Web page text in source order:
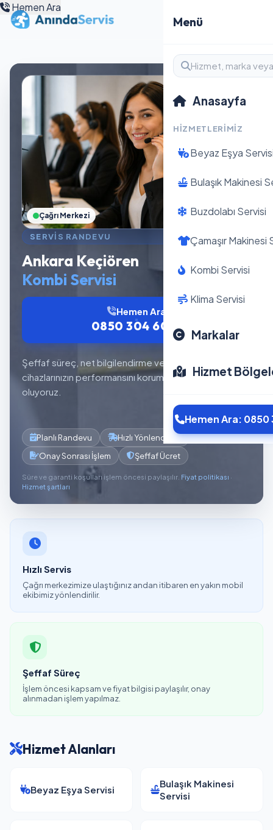
Menü
Anasayfa
HIZMETLERIMIZ
Beyaz Eşya
Bulaşık Makinesi
Buzdolabı Servisi
Çamaşır Makinesi
Kombi Servisi
Klima Servisi
Markalar
Hizmet
Hemen Ara: 0850
Hemen Ara
SERVIS RANDEVU
Ankara Keçiören
Kombi Servisi
Şeffaf süreç, net bilgilendirme ve planlı servis akışıyla
cihazlarınızın performansını korumaya yardımcı
oluyoruz.
Hemen Ara
0850 304 6012
Planlı Randevu
Hızlı Yönlendirme
Onay Sonrası İşlem
Şeffaf Ücret
Süre ve garanti koşulları işlem öncesi paylaşılır. Fiyat politikası ·
Hizmet şartları
Çağrı Merkezi
Hızlı Servis
Çağrı merkezimize ulaştığınız andan itibaren en yakın mobil
ekibimiz yönlendirilir.
Şeffaf Süreç
İşlem öncesi kapsam ve fiyat bilgisi paylaşılır, onay
alınmadan işlem yapılmaz.
Hizmet Alanları
Beyaz Eşya Servisi
Bulaşık Makinesi
Servisi